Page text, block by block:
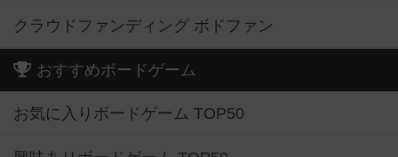
クラウドファンディング ボドファン
おすすめボードゲーム
お気に入りボードゲーム TOP50